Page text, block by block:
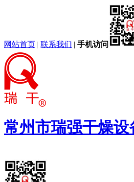
网站首页 | 联系我们 | 手机访问
常州市瑞强干燥设